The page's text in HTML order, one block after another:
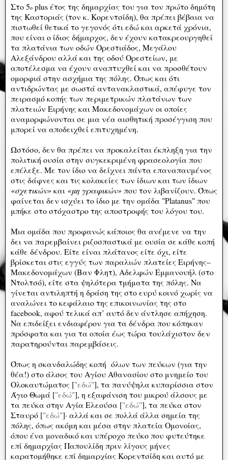
Στο 5ο plus έτος της δημαρχίας του για τον πρώτο δημότη
της Καστοριάς (τον κ. Κορεντσίδη), θα πρέπει βέβαια να
πιστωθεί θετικά το γεγονός ότι εδώ και αρκετά χρόνια,
που είναι ο ίδιος δήμαρχος, δεν έχουν κατακρεουργηθεί
τα πλατάνια των οδών Ορεστιάδος, Μεγάλου
Αλεξάνδρου αλλά και της οδού Ορεστείων, με
αποτέλεσμα να έχουν αναπτυχθεί και να προσθέτουν
ομορφιά στην ασχήμια της πόλης. Όπως και ότι
αντιδρώντας με σωστά αντανακλαστικά, απέφυγε τον
πειρασμό κοπής των περιμετρικών πλατάνων των
πλατειών Ειρήνης και Μακεδονομάχων οι οποίες
αναμορφώνονται σε μια νέα αισθητική προσέγγιση που
μπορεί να αποδειχθεί επιτυχημένη.
Ωστόσο, δεν θα πρέπει να προκαλείται έκπληξη για την
πολιτική ουσία στην συγκεκριμένη φρασεολογία που
επέλεξε. Με τον ίδιο να δείχνει πάντα επαναπαυμένος
στις δάφνες και τις κολακείες των ίδιων και των ίδιων
«σχετικών»και «μη γραφικών»που τον λιβανίζουν. Όπως
φαίνεται δεν ισχύει το ίδιο με την ομάδα "Platanus" που
μπήκε στο στόχαστρο της αποστροφής του λόγου του.
Μια ομάδα που προφανώς κάποιος θα ανέμενε να την
δει να παρεμβαίνει ριζοσπαστικά με ουσία σε κάθε κοπή
κάθε δένδρου. Είτε είναι πλάτανος είτε όχι, είτε
βρίσκεται στις εγγύς των παραλιών πλατείες Ειρήνης–
Μακεδονομάχων (Βαν Φλητ), Αδελφών Εμμανουήλ (στο
Ντολτσό), είτε στα ψηλότερα τμήματα της πόλης. Να
γίνεται αντιληπτή η δράση της στο ευρύ κοινό χωρίς να
αναλώνει το κεφάλαιο της επικοινωνίας της στο
facebook, αφού τελικά απ’ αυτό δεν άντλησε απήχηση.
Να επιδείξει ενδιαφέρον για τα δένδρα που κόπηκαν
πρόσφατα και για τα οποία έως τώρα τουλάχιστον δεν
παρατηρούνται παρεμβάσεις.
Όπως η σκανδαλώδης κοπή όλων των πεύκων (για την
θέα!) στο άλσος του Αγίου Αθανασίου στο μνημείο του
Ολοκαυτώματος ["εδώ"], τα πανύψηλα κυπαρίσσια στον
Άγιο Θωμά ["εδώ"], η εξαφάνιση του μικρού άλσους με
τα πεύκα στην Αγία Ελεούσα ["εδώ"], τα πεύκα στον
Σταυρό ["εδώ"]· αλλά και σε πολλά άλλα σημεία της
πόλης, όπως ακόμη και μέσα στην πλατεία Ομονοίας,
όπου ένα μοναδικό και υπέροχο πεύκο που φυτεύτηκε
επί δημαρχίας Παπουλίδη πριν λίγους μήνες
καρατομήθηκε επί δημαρχίας Κορεντσίδη και αυτό με